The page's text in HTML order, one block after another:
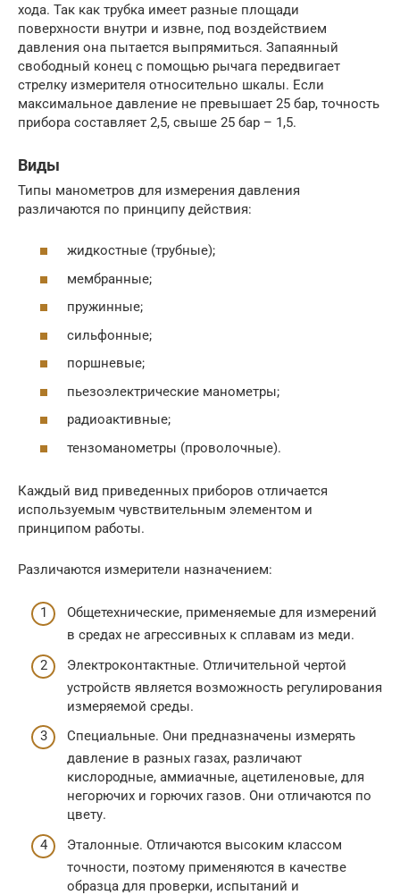
хода. Так как трубка имеет разные площади
поверхности внутри и извне, под воздействием
давления она пытается выпрямиться. Запаянный
свободный конец с помощью рычага передвигает
стрелку измерителя относительно шкалы. Если
максимальное давление не превышает 25 бар, точность
прибора составляет 2,5, свыше 25 бар – 1,5.
Виды
Типы манометров для измерения давления
различаются по принципу действия:
жидкостные (трубные);
мембранные;
пружинные;
сильфонные;
поршневые;
пьезоэлектрические манометры;
радиоактивные;
тензоманометры (проволочные).
Каждый вид приведенных приборов отличается
используемым чувствительным элементом и
принципом работы.
Различаются измерители назначением:
Общетехнические, применяемые для измерений
в средах не агрессивных к сплавам из меди.
Электроконтактные. Отличительной чертой
устройств является возможность регулирования
измеряемой среды.
Специальные. Они предназначены измерять
давление в разных газах, различают
кислородные, аммиачные, ацетиленовые, для
негорючих и горючих газов. Они отличаются по
цвету.
Эталонные. Отличаются высоким классом
точности, поэтому применяются в качестве
образца для проверки, испытаний и